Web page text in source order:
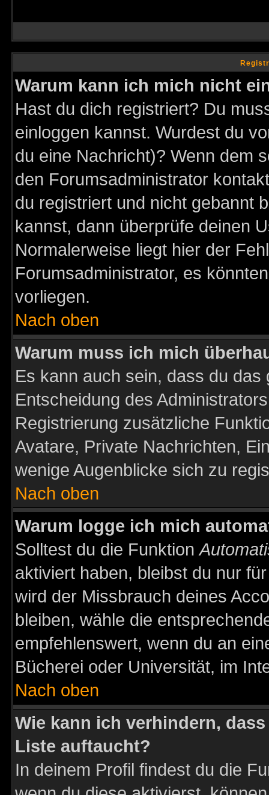
Warum kann ich mich nicht
Hast du dich registriert? Du
einloggen kannst. Wurdest du
du eine Nachricht)? Wenn dem
den Forumsadministrator
du registriert und nicht gebannt
kannst, dann überprüfe deinen
Normalerweise liegt hier der
Forumsadministrator, es
vorliegen.
Nach oben
Warum muss ich mich
Es kann auch sein, dass du
Entscheidung des
Registrierung zusätzliche
Avatare, Private Nachrichten,
wenige Augenblicke sich zu
Nach oben
Warum logge ich mich
Solltest du die Funktion
aktiviert haben, bleibst du nur
wird der Missbrauch deines
bleiben, wähle die
empfehlenswert, wenn du an
Bücherei oder Universität, im
Nach oben
Wie kann ich verhindern,
Liste auftaucht?
In deinem Profil findest du die